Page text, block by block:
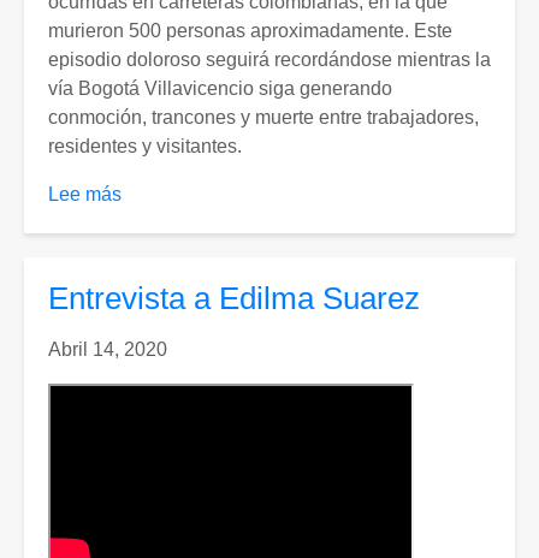
murieron 500 personas aproximadamente. Este
episodio doloroso seguirá recordándose mientras la
vía Bogotá Villavicencio siga generando
conmoción, trancones y muerte entre trabajadores,
residentes y visitantes.
Lee más
de
junio
Entrevista a Edilma Suarez
Abril 14, 2020